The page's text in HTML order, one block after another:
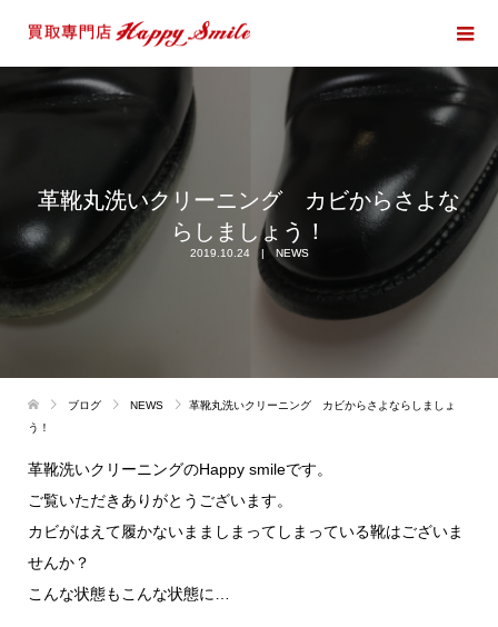
革靴丸洗いクリーニング カビからさよな
らしましょう！
2019.10.24 NEWS
ブログ NEWS
革靴丸洗いクリーニング カビからさよならしましょ
う！
革靴洗いクリーニングのHappy smileです。
ご覧いただきありがとうございます。
カビがはえて履かないまましまってしまっている靴はございま
せんか？
こんな状態もこんな状態に…